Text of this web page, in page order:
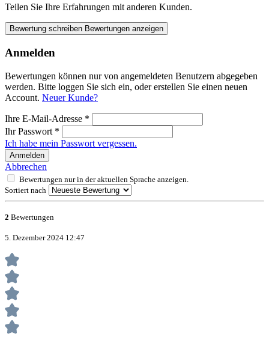
Teilen Sie Ihre Erfahrungen mit anderen Kunden.
Bewertung schreiben Bewertungen anzeigen
Anmelden
Bewertungen können nur von angemeldeten Benutzern abgegeben
werden. Bitte loggen Sie sich ein, oder erstellen Sie einen neuen
Account. Neuer Kunde?
Ihre E-Mail-Adresse *
Ihr Passwort *
Ich habe mein Passwort vergessen.
Anmelden
Abbrechen
Bewertungen nur in der aktuellen Sprache anzeigen.
Sortiert nach
2 Bewertungen
5. Dezember 2024 12:47